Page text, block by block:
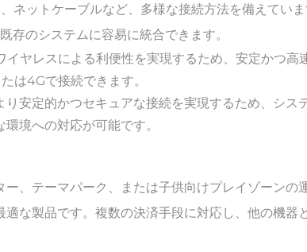
ネットケーブルなど、多様な接続方法を備えてい
存のシステムに容易に統合できます。
ヤレスによる利便性を実現するため、安定かつ高
は4Gで接続できます。
り安定的かつセキュアな接続を実現するため、シス
境への対応が可能です。
ー、テーマパーク、または子供向けプレイゾーンの
適な製品です。複数の決済手段に対応し、他の機器